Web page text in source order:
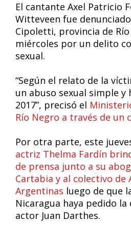
El cantante Axel Patricio
Witteveen fue
Cipoletti, provincia de
miércoles por un delito
sexual.
“Según el relato de la
un abuso sexual simple
2017”, precisó el
Río Negro a través de un
Por otra parte, este
actriz Thelma Fardín
de prensa junto a su
Cartabia y al colectivo de
Argentinas luego de que
Nicaragua haya pedido
actor Juan Darthes.